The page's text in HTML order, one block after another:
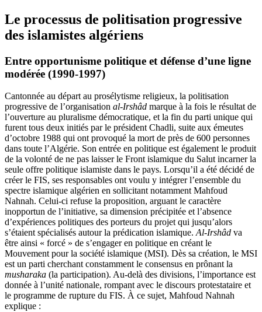
Le processus de politisation progressive
des islamistes algériens
Entre opportunisme politique et défense d’une ligne
modérée (1990-1997)
Cantonnée au départ au prosélytisme religieux, la politisation
progressive de l’organisation al-Irshâd marque à la fois le résultat de
l’ouverture au pluralisme démocratique, et la fin du parti unique qui
furent tous deux initiés par le président Chadli, suite aux émeutes
d’octobre 1988 qui ont provoqué la mort de près de 600 personnes
dans toute l’Algérie. Son entrée en politique est également le produit
de la volonté de ne pas laisser le Front islamique du Salut incarner la
seule offre politique islamiste dans le pays. Lorsqu’il a été décidé de
créer le FIS, ses responsables ont voulu y intégrer l’ensemble du
spectre islamique algérien en sollicitant notamment Mahfoud
Nahnah. Celui-ci refuse la proposition, arguant le caractère
inopportun de l’initiative, sa dimension précipitée et l’absence
d’expériences politiques des porteurs du projet qui jusqu’alors
s’étaient spécialisés autour la prédication islamique.Al-Irshâd va
être ainsi « forcé » de s’engager en politique en créant le
Mouvement pour la société islamique (MSI). Dès sa création, le MSI
est un parti cherchant constamment le consensus en prônant la
musharaka (la participation). Au-delà des divisions, l’importance est
donnée à l’unité nationale, rompant avec le discours protestataire et
le programme de rupture du FIS. À ce sujet, Mahfoud Nahnah
explique :